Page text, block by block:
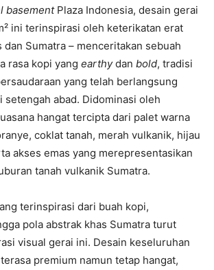
basement Plaza Indonesia, desain gerai
ini terinspirasi oleh keterikatan erat
dan Sumatra – menceritakan sebuah
rasa kopi yang earthydan bold, tradisi
yang telah berlangsung
setengah abad. Didominasi oleh
hangat tercipta dari palet warna
coklat tanah, merah vulkanik, hijau
akses emas yang merepresentasikan
tanah vulkanik Sumatra.
terinspirasi dari buah kopi,
pola abstrak khas Sumatra turut
visual gerai ini. Desain keseluruhan
premium namun tetap hangat,